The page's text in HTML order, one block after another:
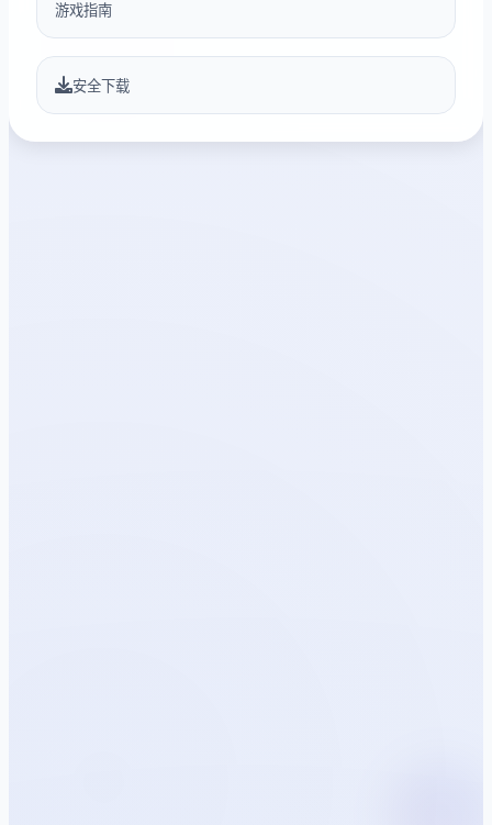
游戏指南
安全下载